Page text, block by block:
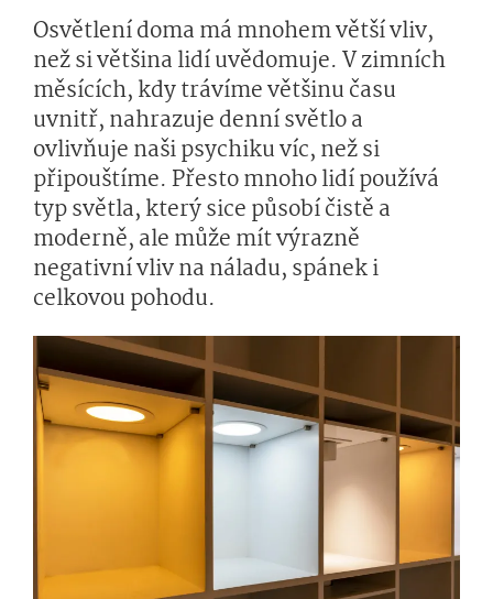
Osvětlení doma má mnohem větší vliv,
než si většina lidí uvědomuje. V zimních
měsících, kdy trávíme většinu času
uvnitř, nahrazuje denní světlo a
ovlivňuje naši psychiku víc, než si
připouštíme. Přesto mnoho lidí používá
typ světla, který sice působí čistě a
moderně, ale může mít výrazně
negativní vliv na náladu, spánek i
celkovou pohodu.